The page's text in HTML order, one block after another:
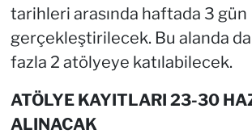
tarihleri arasında haftada 3 gün
gerçekleştirilecek. Bu alanda
fazla 2 atölyeye katılabilecek.
ATÖLYE KAYITLARI 23-30
ALINACAK